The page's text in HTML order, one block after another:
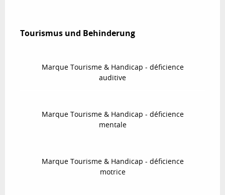
Tourismus und Behinderung
Tourismus und Behinderung
Marque Tourisme & Handicap - déficience
auditive
Marque Tourisme & Handicap - déficience
mentale
Marque Tourisme & Handicap - déficience
motrice